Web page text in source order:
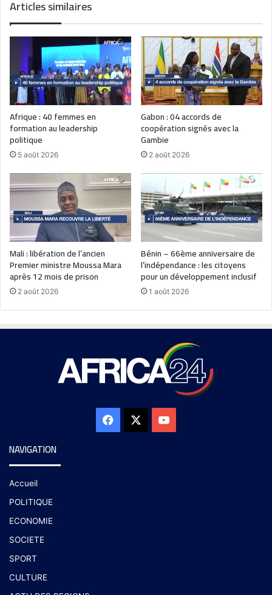
Articles similaires
Afrique : 40 femmes en
formation au leadership
politique
5 août 2026
Gabon : 04 accords de
coopération signés avec la
Gambie
2 août 2026
Mali : libération de l’ancien
Premier ministre Moussa Mara
après 12 mois de prison
2 août 2026
Bénin – 66ème anniversaire de
l’indépendance : les citoyens
pour un développement inclusif
1 août 2026
NAVIGATION
Accueil
POLITIQUE
ECONOMIE
SOCIETE
SPORT
CULTURE